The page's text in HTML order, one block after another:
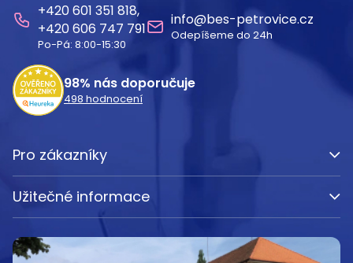
601 351 818
606 747 791
Po-Pá: 8:00-15:30
info@bes-petrovice.cz
Odepíšeme do 24h
98% nás doporučuje
498 hodnocení
Pro zákazníky
Užitečné informace